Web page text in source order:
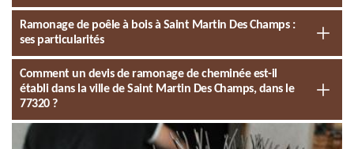
Ramonage de poêle à bois à Saint Martin Des Champs :
ses particularités
Comment un devis de ramonage de cheminée est-il
établi dans la ville de Saint Martin Des Champs, dans le
77320 ?